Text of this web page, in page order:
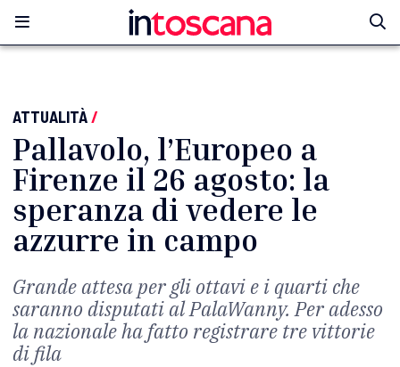
ATTUALITÀ/
Pallavolo, l’Europeo a
Firenze il 26 agosto: la
speranza di vedere le
azzurre in campo
Grande attesa per gli ottavi e i quarti che
saranno disputati al PalaWanny. Per adesso
la nazionale ha fatto registrare tre vittorie
di fila